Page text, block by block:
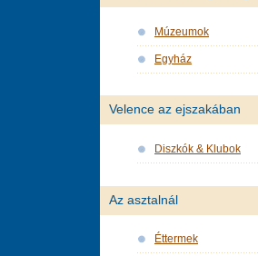
Múzeumok
Egyház
Velence az ejszakában
Diszkók & Klubok
Az asztalnál
Éttermek